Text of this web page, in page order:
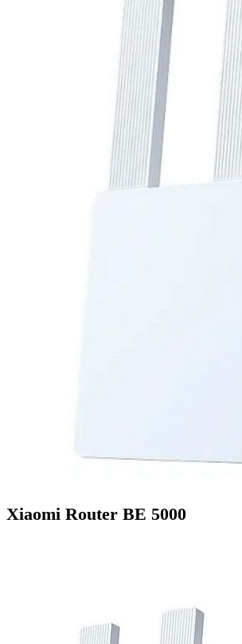
Xiaomi Router BE 5000